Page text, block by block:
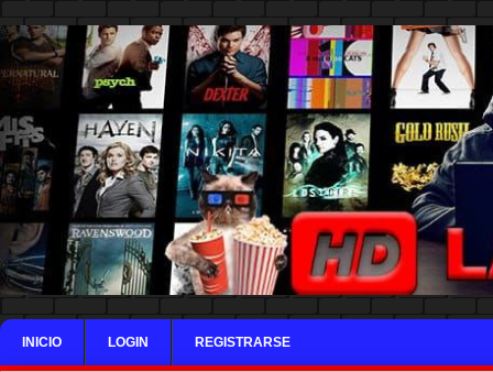
INICIO LOGIN REGISTRARSE